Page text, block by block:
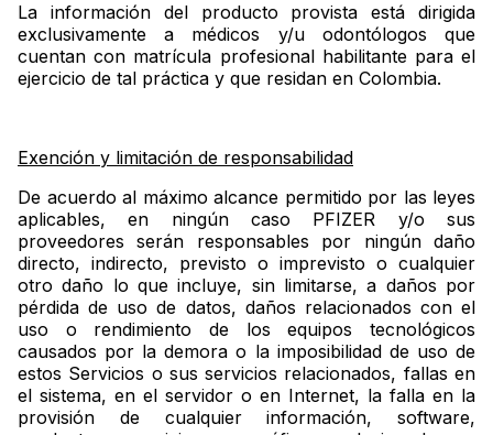
La información del producto provista está dirigida
exclusivamente a médicos y/u odontólogos que
cuentan con matrícula profesional habilitante para el
ejercicio de tal práctica y que residan en Colombia.
Exención y limitación de responsabilidad
De acuerdo al máximo alcance permitido por las leyes
aplicables, en ningún caso PFIZER y/o sus
proveedores serán responsables por ningún daño
directo, indirecto, previsto o imprevisto o cualquier
otro daño lo que incluye, sin limitarse, a daños por
pérdida de uso de datos, daños relacionados con el
uso o rendimiento de los equipos tecnológicos
causados por la demora o la imposibilidad de uso de
estos Servicios o sus servicios relacionados, fallas en
el sistema, en el servidor o en Internet, la falla en la
provisión de cualquier información, software,